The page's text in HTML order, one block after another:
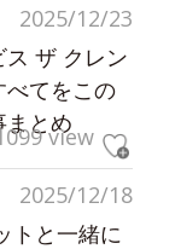
2025/12/23
ス ザ クレン
べてをこの
まとめview
2025/12/18
トと一緒に